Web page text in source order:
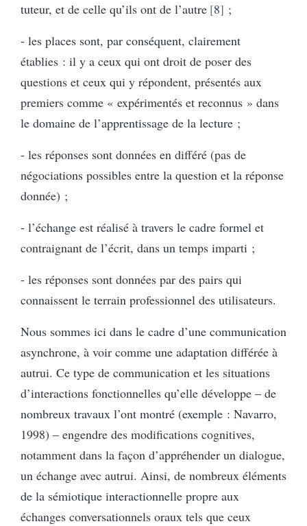
tuteur, et de celle qu’ils ont de l’autre 8 ;
- les places sont, par conséquent, clairement
établies : il y a ceux qui ont droit de poser des
questions et ceux qui y répondent, présentés aux
premiers comme « expérimentés et reconnus » dans
le domaine de l’apprentissage de la lecture ;
- les réponses sont données en différé (pas de
négociations possibles entre la question et la réponse
donnée) ;
- l’échange est réalisé à travers le cadre formel et
contraignant de l’écrit, dans un temps imparti ;
- les réponses sont données par des pairs qui
connaissent le terrain professionnel des utilisateurs.
Nous sommes ici dans le cadre d’une communication
asynchrone, à voir comme une adaptation différée à
autrui. Ce type de communication et les situations
d’interactions fonctionnelles qu’elle développe – de
nombreux travaux l’ont montré (exemple : Navarro,
1998) – engendre des modifications cognitives,
notamment dans la façon d’appréhender un dialogue,
un échange avec autrui. Ainsi, de nombreux éléments
de la sémiotique interactionnelle propre aux
échanges conversationnels oraux tels que ceux